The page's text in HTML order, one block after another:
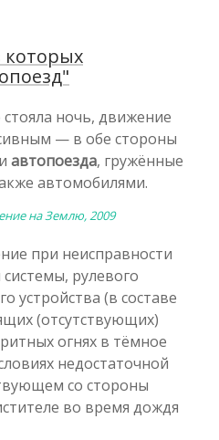
ночь, движение
— в обе стороны
автопоезда, гружённые
автомобилями.
на Землю, 2009
при неисправности
рулевого
устройства (в составе
(отсутствующих)
огнях в тёмное
недостаточной
со стороны
во время дождя